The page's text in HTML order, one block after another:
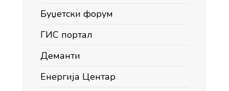
Буџетски форум
ГИС портал
Деманти
Енергија Центар